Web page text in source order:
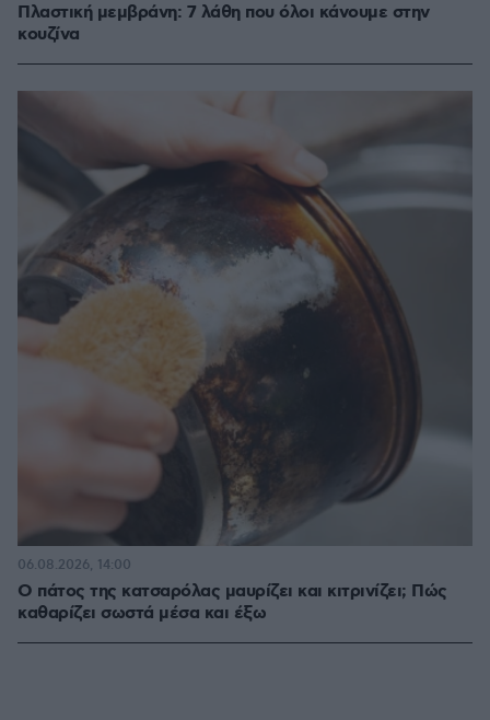
Πλαστική μεμβράνη: 7 λάθη που όλοι κάνουμε στην
κουζίνα
Ο πάτος της κατσαρόλας μαυρίζει και κιτρινίζει; Πώς
καθαρίζει σωστά μέσα και έξω
06.08.2026, 14:00